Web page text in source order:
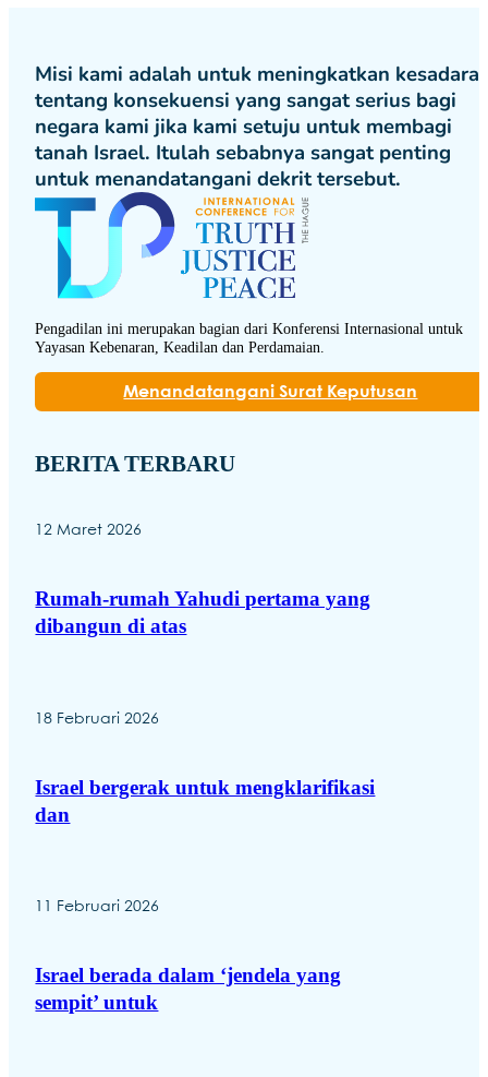
Misi kami adalah untuk meningkatkan
tentang konsekuensi yang sangat serius bagi
negara kami jika kami setuju untuk membagi
tanah Israel. Itulah sebabnya sangat penting
untuk menandatangani dekrit tersebut.
Pengadilan ini merupakan bagian dari Konferensi Internasional untuk
Yayasan Kebenaran, Keadilan dan Perdamaian.
Menandatangani Surat Keputusan
BERITA TERBARU
12 Maret 2026
Rumah-rumah Yahudi pertama yang
dibangun di atas
18 Februari 2026
Israel bergerak untuk mengklarifikasi
dan
11 Februari 2026
Israel berada dalam ‘jendela yang
sempit’ untuk